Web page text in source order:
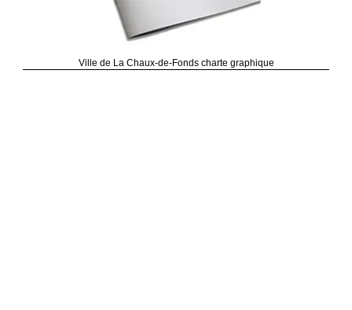
Ville de La Chaux-de-Fonds charte graphique